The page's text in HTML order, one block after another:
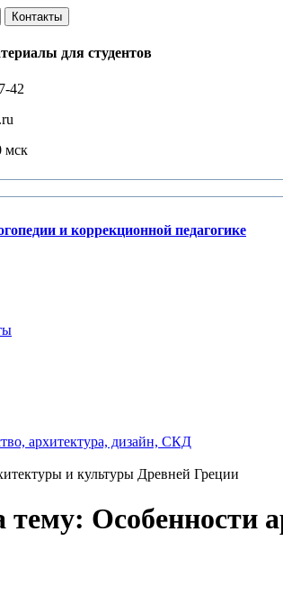
Контакты
для студентов
42
мск
и коррекционной педагогике
архитектура, дизайн, СКД
и культуры Древней Греции
тему: Особенности